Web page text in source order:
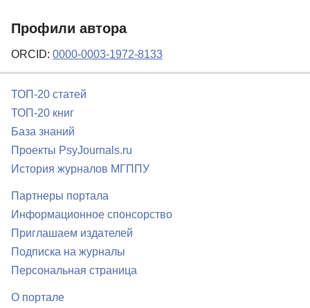
Профили автора
ORCID: 0000-0003-1972-8133
ТОП-20 статей
ТОП-20 книг
База знаний
Проекты PsyJournals.ru
История журналов МГППУ
Партнеры портала
Информационное спонсорство
Приглашаем издателей
Подписка на журналы
Персональная страница
О портале